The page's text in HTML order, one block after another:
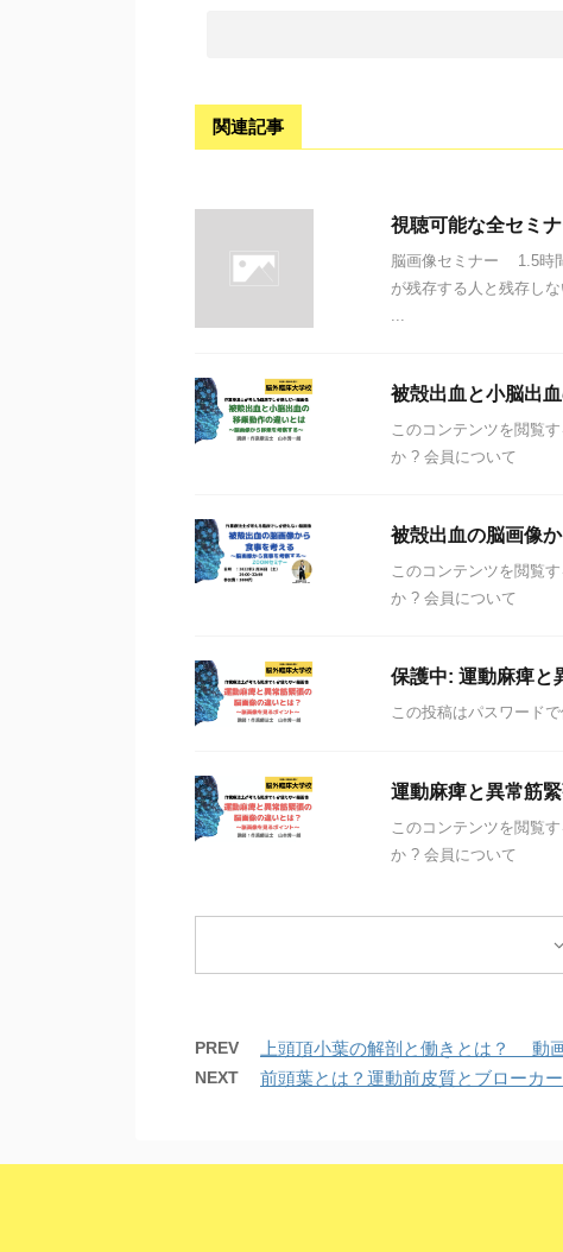
関連記事
視聴可能な全セミ
脳画像セミナー 1.5時
が残存する人と残存し
...
被殻出血と小脳出
このコンテンツを閲覧
か ? 会員について
被殻出血の脳画像
このコンテンツを閲覧
か ? 会員について
保護中: 運動麻痺と
この投稿はパスワード
運動麻痺と異常筋
このコンテンツを閲覧
か ? 会員について
PREV 上頭頂小葉の解剖と働きとは？ 動
NEXT 前頭葉とは？運動前皮質とブロー